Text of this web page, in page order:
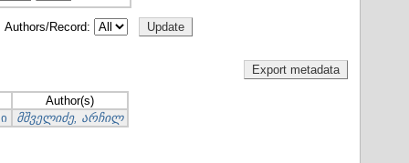
Authors/Record:
Author(s)
მშველიძე, არჩილ